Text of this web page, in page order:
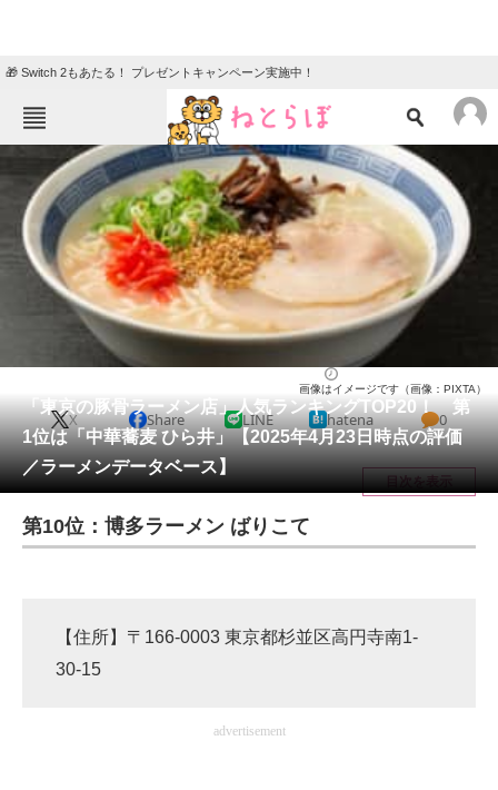
🎁 Switch 2もあたる！ プレゼントキャンペーン実施中！
ねとらぼメニュー
TOP ニュース
エンタメ クイズ
グルメ 地域
教育・育児
会員記事
メディア
注目記事を集めた総合ページ
ITの今と未来を見通す
進化するPCとデバイスの未来
ビジネスと働き方のヒント
「東京の豚骨ラーメン店」人気ランキングTOP20！ 第
1位は「中華蕎麦 ひら井」【2025年4月23日時点の評価
／ラーメンデータベース】
画像はイメージです（画像：PIXTA）
X Share LINE hatena 0
目次を表示
第10位：博多ラーメン ばりこて
【住所】〒166-0003 東京都杉並区高円寺南1-
30-15
advertisement